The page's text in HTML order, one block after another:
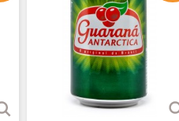
Grazie non mancherò nell'acquistare
la puntualità …